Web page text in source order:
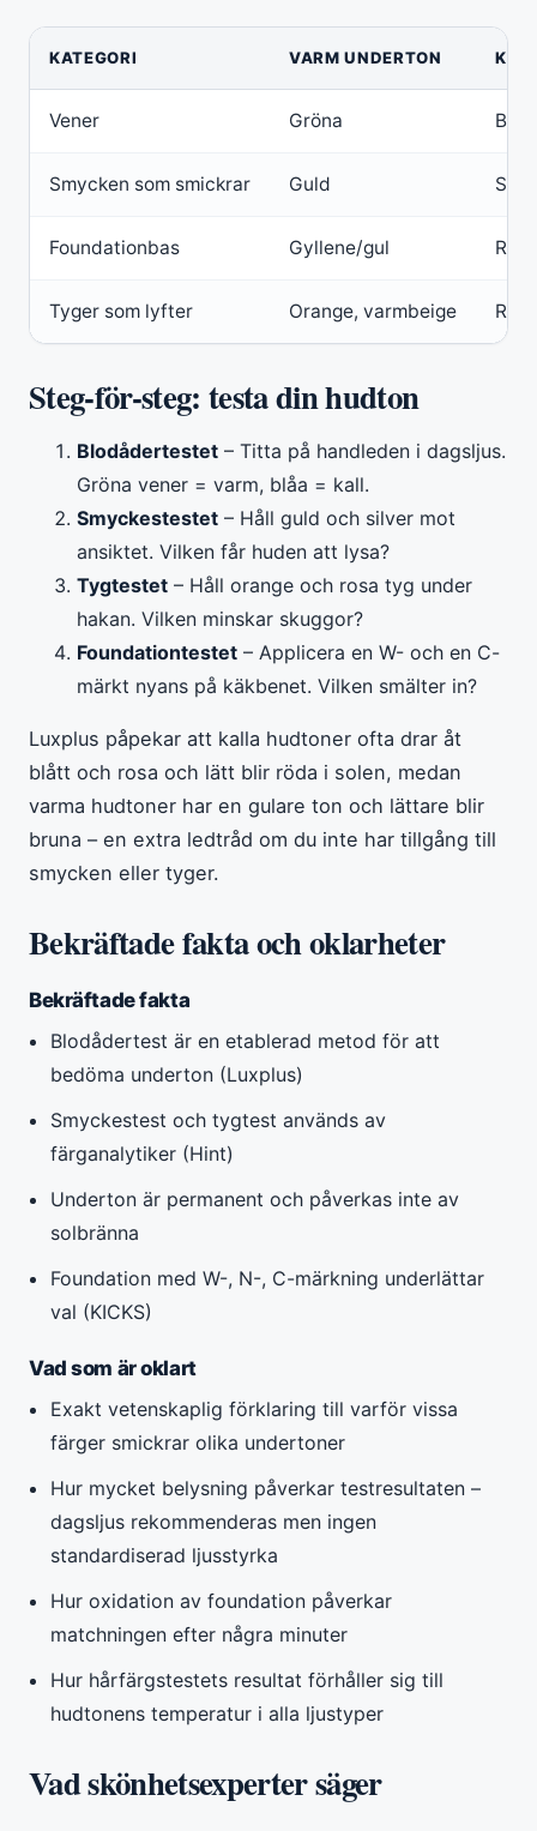
KATEGORI VARM UNDERTON
Vener Gröna
Smycken som smickrar Guld
Foundationbas Gyllene/gul
Tyger som lyfter Orange, varmbeige
Steg-för-steg: testa din hudton
Blodådertestet – Titta på handleden i dagsljus.
Gröna vener = varm, blåa = kall.
Smyckestestet – Håll guld och silver mot
ansiktet. Vilken får huden att lysa?
Tygtestet – Håll orange och rosa tyg under
hakan. Vilken minskar skuggor?
Foundationtestet – Applicera en W- och en C-
märkt nyans på käkbenet. Vilken smälter in?
Luxplus påpekar att kalla hudtoner ofta drar åt
blått och rosa och lätt blir röda i solen, medan
varma hudtoner har en gulare ton och lättare blir
bruna – en extra ledtråd om du inte har tillgång till
smycken eller tyger.
Bekräftade fakta och oklarheter
Bekräftade fakta
Blodådertest är en etablerad metod för att
bedöma underton (Luxplus)
Smyckestest och tygtest används av
färganalytiker (Hint)
Underton är permanent och påverkas inte av
solbränna
Foundation med W-, N-, C-märkning underlättar
val (KICKS)
Vad som är oklart
Exakt vetenskaplig förklaring till varför vissa
färger smickrar olika undertoner
Hur mycket belysning påverkar testresultaten –
dagsljus rekommenderas men ingen
standardiserad ljusstyrka
Hur oxidation av foundation påverkar
matchningen efter några minuter
Hur hårfärgstestets resultat förhåller sig till
hudtonens temperatur i alla ljustyper
Vad skönhetsexperter säger